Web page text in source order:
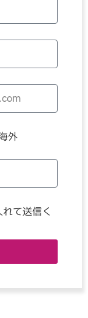
外
て送信く